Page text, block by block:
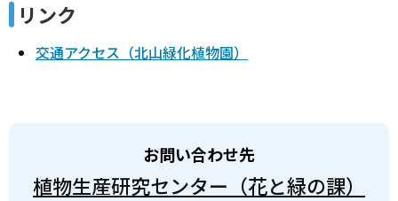
リンク
交通アクセス（北山緑化植物園）
お問い合わせ先
植物生産研究センター（花と緑の課）